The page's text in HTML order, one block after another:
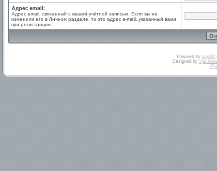
Адрес email:
Адрес email, связанный с вашей учётной записью. Если вы не
изменили его в Личном разделе, то это адрес e-mail, указанный вами
при регистрации.
Powered by phpBB
Designed by